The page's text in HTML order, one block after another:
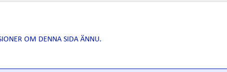
OM DENNA SIDA ÄNNU.